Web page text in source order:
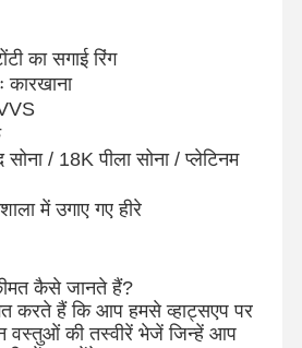
का सगाई रिंग
कारखाना
/ 18K पीला सोना / प्लेटिनम
में उगाए गए हीरे
कैसे जानते हैं?
करते हैं कि आप हमसे व्हाट्सएप पर
वस्तुओं की तस्वीरें भेजें जिन्हें आप